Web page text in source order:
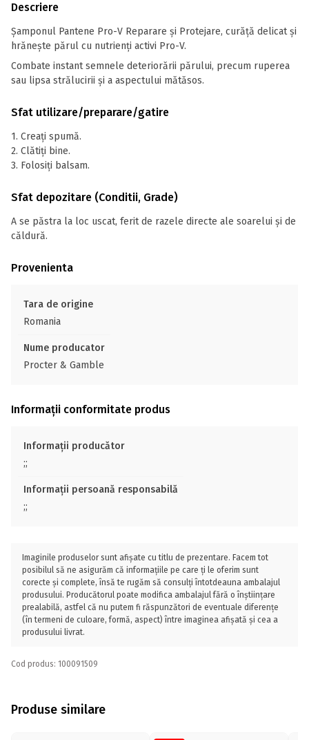
Descriere
Șamponul Pantene Pro-V Reparare și Protejare, curăță delicat și
hrănește părul cu nutrienți activi Pro-V.
Combate instant semnele deteriorării părului, precum ruperea
sau lipsa strălucirii și a aspectului mătăsos.
Sfat utilizare/preparare/gatire
1. Creați spumă.
2. Clătiți bine.
3. Folosiți balsam.
Sfat depozitare (Conditii, Grade)
A se păstra la loc uscat, ferit de razele directe ale soarelui și de
căldură.
Provenienta
Tara de origine
Romania
Nume producator
Procter & Gamble
Informații conformitate produs
Informații producător
;;
Informații persoană responsabilă
;;
Imaginile produselor sunt afișate cu titlu de prezentare. Facem tot
posibilul să ne asigurăm că informațiile pe care ți le oferim sunt
corecte și complete, însă te rugăm să consulți întotdeauna ambalajul
produsului. Producătorul poate modifica ambalajul fără o înștiințare
prealabilă, astfel că nu putem fi răspunzători de eventuale diferențe
(în termeni de culoare, formă, aspect) între imaginea afișată și cea a
produsului livrat.
Cod produs: 100091509
Produse similare